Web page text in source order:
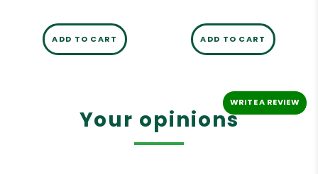
ADD TO CART ADD TO CART
Your opinions
WRITE A REVIEW